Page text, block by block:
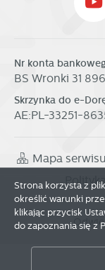
Nr konta
BS Wronki 31
Skrzynka do e-
AE:PL-33251-
Mapa serwisu
Strona korzysta z
określić warunki
klikając przycisk
do zapoznania się z